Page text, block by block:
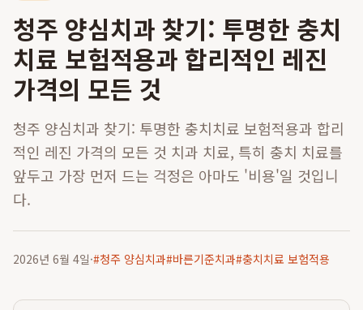
청주 양심치과 찾기: 투명한 충치
치료 보험적용과 합리적인 레진
가격의 모든 것
청주 양심치과 찾기: 투명한 충치치료 보험적용과 합리
적인 레진 가격의 모든 것 치과 치료, 특히 충치 치료를
앞두고 가장 먼저 드는 걱정은 아마도 '비용'일 것입니
다.
2026년 6월 4일·#청주 양심치과#바른기준치과#충치치료 보험적용